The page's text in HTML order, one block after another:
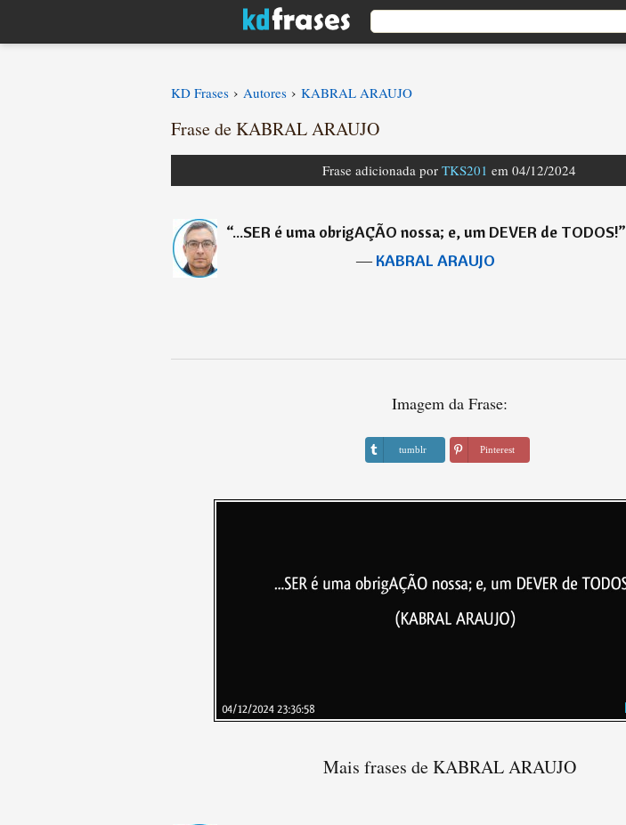
KD Frases › Autores › KABRAL ARAUJO
Frase de KABRAL ARAUJO
Frase adicionada por TKS201 em 04/12/2024
“...SER é uma obrigAÇÃO nossa; e, um DEVER de TODOS!”
―KABRAL ARAUJO
Imagem da Frase:
tumblr Pinterest
Mais frases de KABRAL ARAUJO